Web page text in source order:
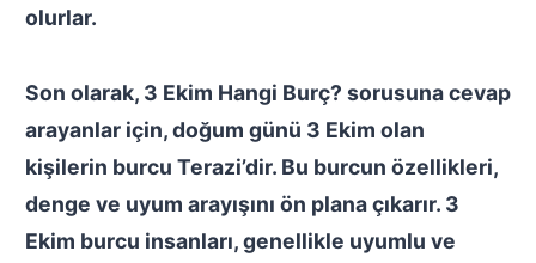
olurlar.
Son olarak, 3 Ekim Hangi Burç? sorusuna cevap
arayanlar için, doğum günü 3 Ekim olan
kişilerin burcu Terazi’dir. Bu burcun özellikleri,
denge ve uyum arayışını ön plana çıkarır. 3
Ekim burcu insanları, genellikle uyumlu ve